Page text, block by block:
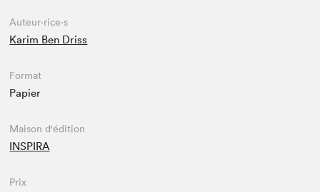
Auteur·rice·s
Karim Ben Driss
Format
Papier
Maison d'édition
INSPIRA
Prix